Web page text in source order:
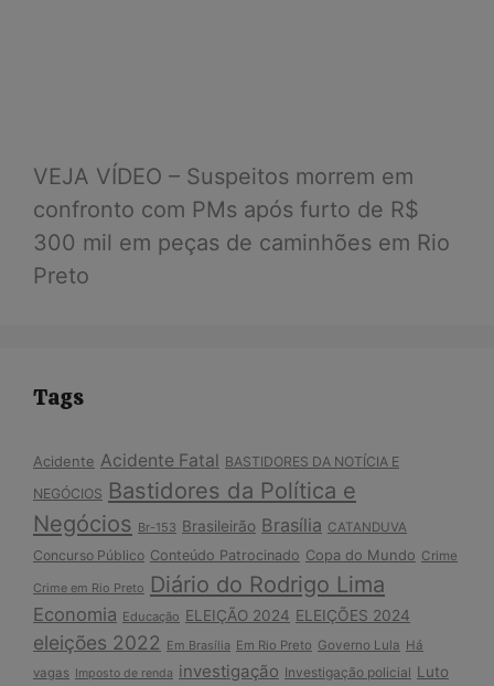
VEJA VÍDEO – Suspeitos morrem em
confronto com PMs após furto de R$
300 mil em peças de caminhões em Rio
Preto
Tags
Acidente Acidente Fatal BASTIDORES DA NOTÍCIA E
NEGÓCIOS Bastidores da Política e
Negócios Br-153 Brasileirão Brasília CATANDUVA
Concurso Público Conteúdo Patrocinado Copa do Mundo Crime
Crime em Rio Preto Diário do Rodrigo Lima
Economia Educação ELEIÇÃO 2024 ELEIÇÕES 2024
eleições 2022 Em Brasília Em Rio Preto Governo Lula Há
vagas
Imposto de renda investigação Investigação policial Luto